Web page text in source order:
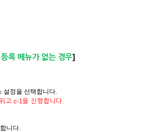
록 메뉴가 없는 경우]
설정을 선택합니다.
고 c-1을 진행합니다.
니다.